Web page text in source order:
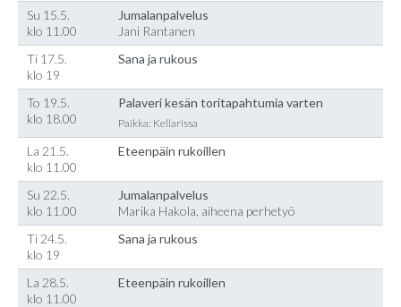
Su 15.5.
klo 11.00
Jumalanpalvelus
Jani Rantanen
Ti 17.5.
klo 19
Sana ja rukous
To 19.5.
klo 18.00
Palaveri kesän toritapahtumia varten
Paikka: Kellarissa
La 21.5.
klo 11.00
Eteenpäin rukoillen
Su 22.5.
klo 11.00
Jumalanpalvelus
Marika Hakola, aiheena perhetyö
Ti 24.5.
klo 19
Sana ja rukous
La 28.5.
klo 11.00
Eteenpäin rukoillen